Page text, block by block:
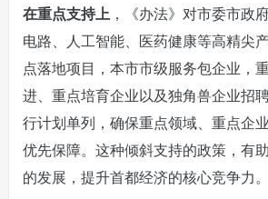
在重点支持上 ，《办法》对市委市政
电路、人工智能、医药健康等高精尖
点落地项目，本市市级服务包企业，
进、重点培育企业以及独角兽企业招
行计划单列，确保重点领域、重点企
优先保障。这种倾斜支持的政策，有
的发展，提升首都经济的核心竞争力。